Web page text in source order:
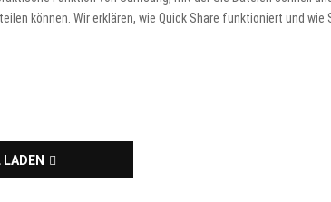
können. Wir erklären, wie Quick Share funktioniert und wie
LADEN